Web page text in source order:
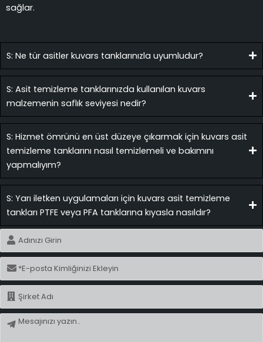
sağlar.
S: Ne tür asitler kuvars tanklarınızla uyumludur?
S: Asit temizleme tanklarınızda kullanılan kuvars
malzemenin saflık seviyesi nedir?
S: Hizmet ömrünü en üst düzeye çıkarmak için kuvars asit
temizleme tanklarını nasıl temizlemeli ve bakımını
yapmalıyım?
S: Yarı iletken uygulamaları için kuvars asit temizleme
tankları PTFE veya PFA tanklarına kıyasla nasıldır?
İsim
E-
posta
İsim
Mesaj